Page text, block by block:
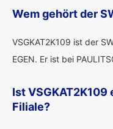
Wem gehört der
VSGKAT2K109 ist der
EGEN. Er ist bei
Ist
Filiale?